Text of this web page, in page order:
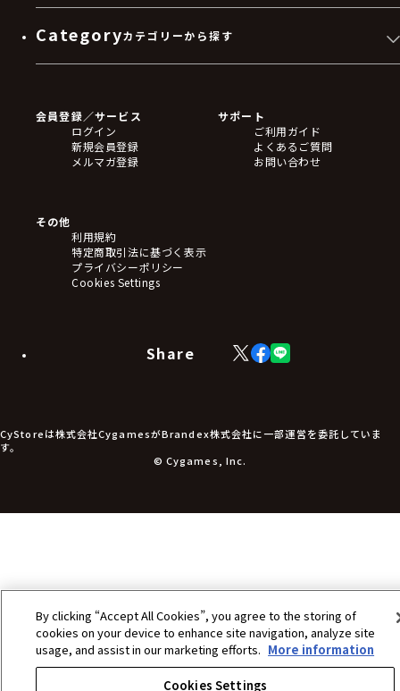
Categoryカテゴリーから探す
フィギュア
アクリルスタンド
バッジ
キーホルダー・ストラップ
ステッカー・シール・カード
タペストリー・ポスター
アームサポーター
ブレードホルダー
食品・飲料品
アパレル小物
アクセサリー
会員登録／サービス
ログイン
新規会員登録
メルマガ登録
サポート
ご利用ガイド
よくあるご質問
お問い合わせ
その他
利用規約
特定商取引法に基づく表示
プライバシーポリシー
Cookies Settings
Share
X
(Twitter)
Facebook
LINE
CyStoreは株式会社CygamesがBrandex株式会社に一部運営を委託していま
す。
© Cygames, Inc.
By clicking “Accept All Cookies”, you agree to the storing of
cookies on your device to enhance site navigation, analyze site
usage, and assist in our marketing efforts. More information
Cookies Settings